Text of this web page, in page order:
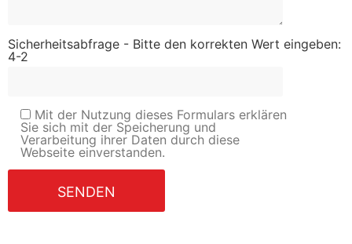
Sicherheitsabfrage - Bitte den korrekten Wert eingeben:
4-2
Mit der Nutzung dieses Formulars erklären
Sie sich mit der Speicherung und
Verarbeitung ihrer Daten durch diese
Webseite einverstanden.